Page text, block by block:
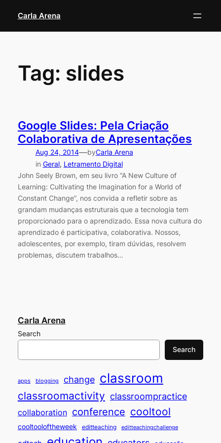
content
Carla Arena
Tag: slides
Google Slides: Pela Criação
Colaborativa de Apresentações
Aug 24, 2014—byCarla Arena
in Geral, Letramento Digital
John Seely Brown, em seu livro “A New Culture of
Learning: Cultivating the Imagination for a World of
Constant Change”, nos convida a refletir sobre as
grandam mudanças estruturais que a tecnologia tem
proporcionado para o aprendizado. Essa nova cultura do
aprendizado é participativa, colaborativa. Nossos,
adolescentes, por exemplo, tiram dúvidas, resolvem
problemas, discutem trabalhos…
Carla Arena
Search
Search
apps blogging change classroom
classroomactivity classroompractice
collaboration conference cooltool
cooltooloftheweek editteaching editteachingchallenge